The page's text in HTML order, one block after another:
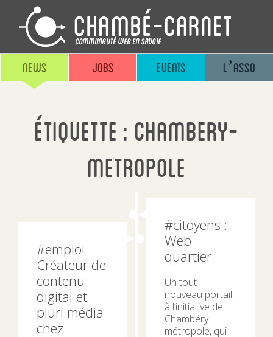
News Jobs Events L’asso
Étiquette : chambery-
metropole
#citoyens :
Web
quartier
Un tout
nouveau portail,
à l’initiative de
Chambéry
métropole, qui
#emploi :
Créateur de
contenu
digital et
pluri média
chez